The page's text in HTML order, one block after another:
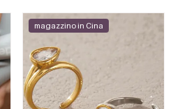
magazzino in Cina